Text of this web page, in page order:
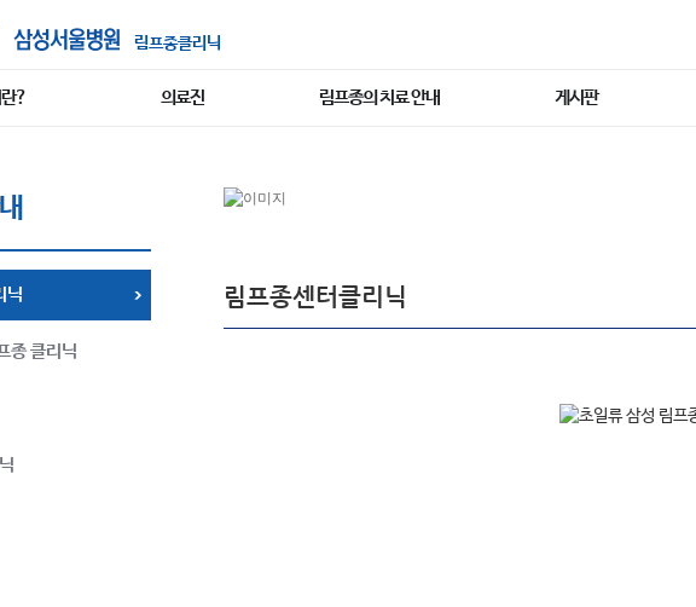
림프종클리닉
? 의료진 림프종의 치료 안내 게시판
닉
종 클리닉
림프종센터클리닉